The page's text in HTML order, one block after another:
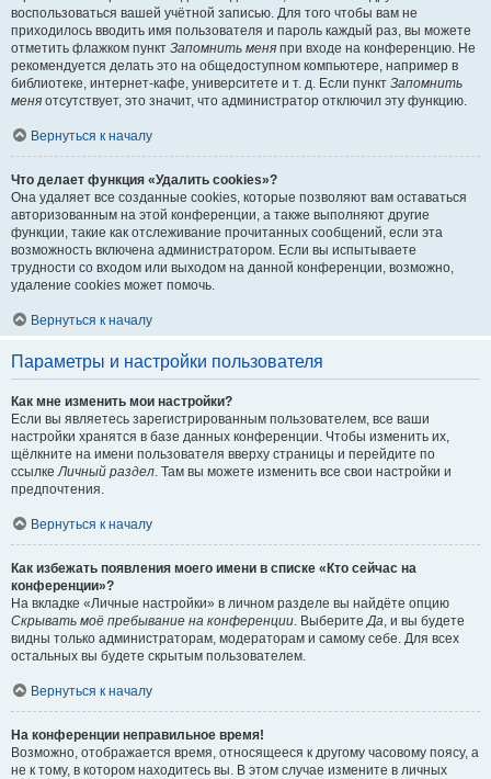
воспользоваться вашей учётной записью. Для того чтобы вам не
приходилось вводить имя пользователя и пароль каждый раз, вы можете
отметить флажком пункт Запомнить меня при входе на конференцию. Не
рекомендуется делать это на общедоступном компьютере, например в
библиотеке, интернет-кафе, университете и т. д. Если пункт Запомнить
меня отсутствует, это значит, что администратор отключил эту функцию.
Вернуться к началу
Что делает функция «Удалить cookies»?
Она удаляет все созданные cookies, которые позволяют вам оставаться
авторизованным на этой конференции, а также выполняют другие
функции, такие как отслеживание прочитанных сообщений, если эта
возможность включена администратором. Если вы испытываете
трудности со входом или выходом на данной конференции, возможно,
удаление cookies может помочь.
Вернуться к началу
Параметры и настройки пользователя
Как мне изменить мои настройки?
Если вы являетесь зарегистрированным пользователем, все ваши
настройки хранятся в базе данных конференции. Чтобы изменить их,
щёлкните на имени пользователя вверху страницы и перейдите по
ссылкеЛичный раздел. Там вы можете изменить все свои настройки и
предпочтения.
Вернуться к началу
Как избежать появления моего имени в списке «Кто сейчас на
конференции»?
На вкладке «Личные настройки» в личном разделе вы найдёте опцию
Скрывать моё пребывание на конференции. ВыберитеДа, и вы будете
видны только администраторам, модераторам и самому себе. Для всех
остальных вы будете скрытым пользователем.
Вернуться к началу
На конференции неправильное время!
Возможно, отображается время, относящееся к другому часовому поясу, а
не к тому, в котором находитесь вы. В этом случае измените в личных